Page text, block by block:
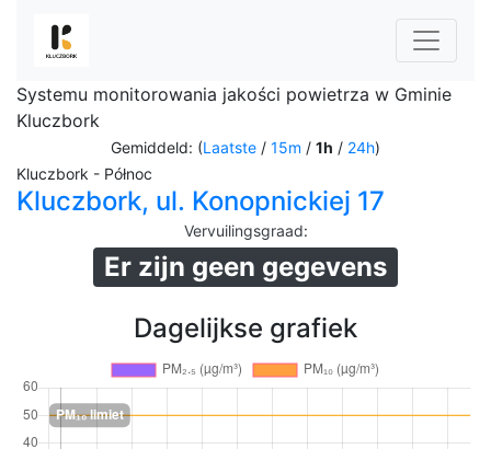
Systemu monitorowania jakości powietrza w Gminie
Kluczbork
Gemiddeld: (Laatste / 15m / 1h / 24h)
Kluczbork - Północ
Kluczbork, ul. Konopnickiej 17
Vervuilingsgraad:
Er zijn geen gegevens
Dagelijkse grafiek